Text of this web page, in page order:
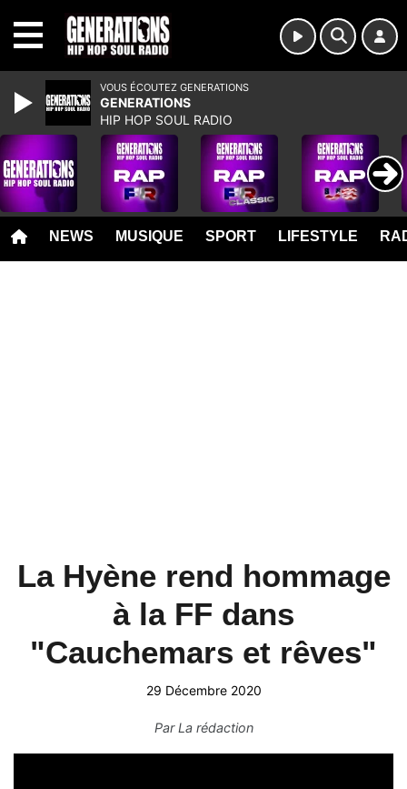
NEWS MUSIQUE SPORT LIFESTYLE
La Hyène rend hommage
à la FF dans
"Cauchemars et rêves"
29 Décembre 2020
ParLa rédaction
VOUS ÉCOUTEZ GENERATIONS
GENERATIONS
HIP HOP SOUL RADIO